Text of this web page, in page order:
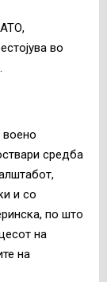
во
воено
средба
и со
по што
на
на